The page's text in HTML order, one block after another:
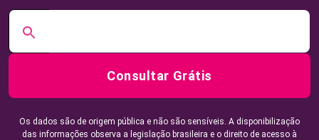
Consultar Grátis
Os dados são de origem pública e não são sensíveis. A disponibilização
das informações observa a legislação brasileira e o direito de acesso à